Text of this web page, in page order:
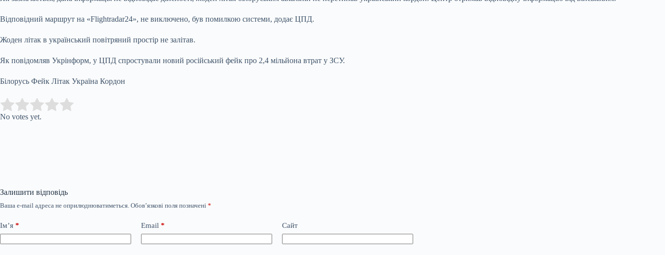
Відповідний маршрут на «Flightradar24», не виключено, був помилкою системи, додає ЦПД.
Жоден літак в український повітряний простір не залітав.
Як повідомляв Укрінформ, у ЦПД спростували новий російський фейк про 2,4 мільйона втрат у ЗСУ.
Білорусь Фейк Літак Україна Кордон
Rate this item:
No votes yet.
Залишити відповідь
Ваша e-mail адреса не оприлюднюватиметься. Обов’язкові поля позначені *
Ім’я * Email * Сайт